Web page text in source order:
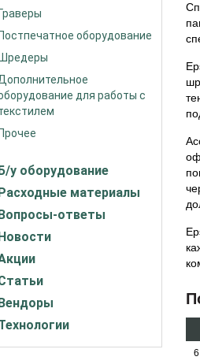
Граверы
Постпечатное оборудование
Шредеры
для работы с
Прочее
у оборудование
материалы
ответы
6